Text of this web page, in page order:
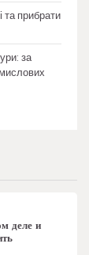
та прибрати
за
деле и